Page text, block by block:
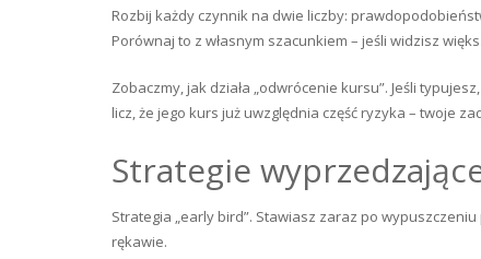
Rozbij każdy czynnik na dwie liczby:
Porównaj to z własnym szacunkiem – jeśli widzisz
Zobaczmy, jak działa „odwrócenie kursu”. Jeśli
licz, że jego kurs już uwzględnia część ryzyka – twoje
Strategie
Strategia „early bird”. Stawiasz zaraz po
rękawie.